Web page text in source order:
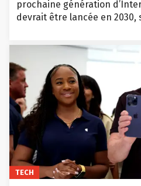
prochaine génération
devrait être lancée en 2030,
TECH